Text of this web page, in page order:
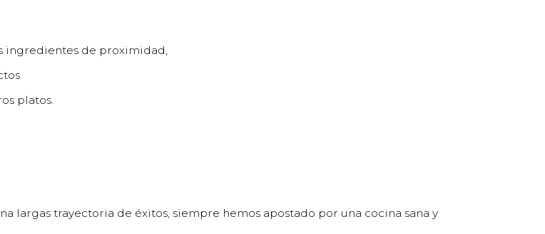
ingredientes de proximidad,
platos.
largas trayectoria de éxitos, siempre hemos apostado por una cocina sana y